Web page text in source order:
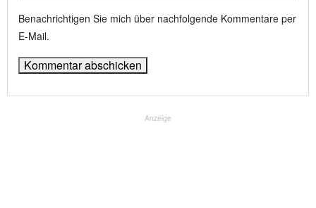
Benachrichtigen Sie mich über nachfolgende Kommentare per
E-Mail.
Anzeige